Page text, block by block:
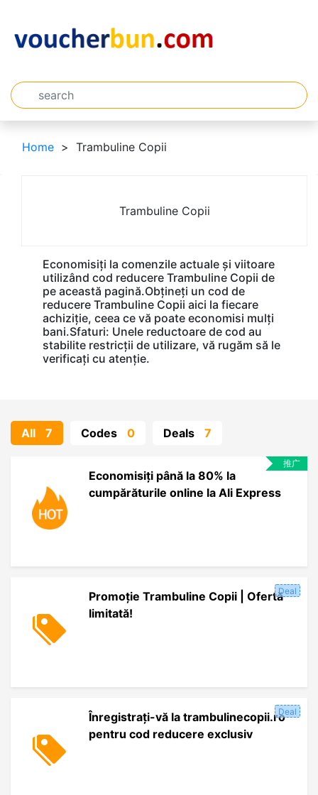
Home Trambuline Copii
Trambuline Copii
Economisiți la comenzile actuale și viitoare
utilizând cod reducere Trambuline Copii de
pe această pagină.Obțineți un cod de
reducere Trambuline Copii aici la fiecare
achiziție, ceea ce vă poate economisi mulți
bani.Sfaturi: Unele reductoare de cod au
stabilite restricții de utilizare, vă rugăm să le
verificați cu atenție.
All 7 Codes 0 Deals 7
推广
Economisiți până la 80% la
cumpărăturile online la Ali Express
Deal
Promoție Trambuline Copii | Ofertă
limitată!
Deal
Înregistrați-vă la trambulinecopii.ro
pentru cod reducere exclusiv